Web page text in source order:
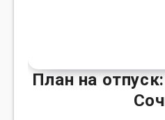
План на